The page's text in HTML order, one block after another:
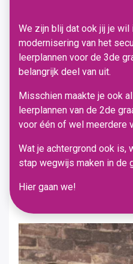
We zijn blij dat ook jij je
modernisering van het
leerplannen voor de 3de
belangrijk deel van uit.
Misschien maakte je ook
leerplannen van de 2de
voor één of wel meerdere
Wat je achtergrond ook is,
stap wegwijs maken in de
Hier gaan we!